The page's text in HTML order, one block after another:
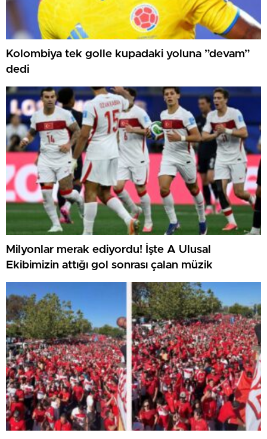
Kolombiya tek golle kupadaki yoluna ”devam”
dedi
Milyonlar merak ediyordu! İşte A Ulusal
Ekibimizin attığı gol sonrası çalan müzik